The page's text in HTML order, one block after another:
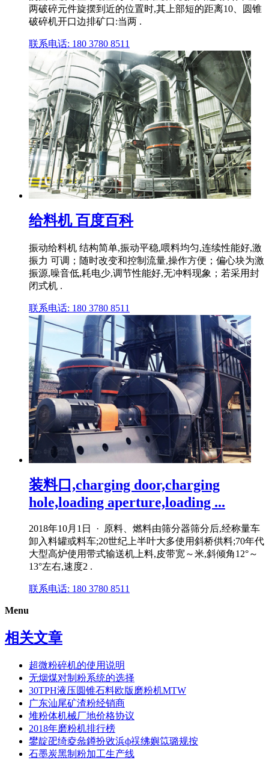
两破碎元件旋摆到近的位置时,其上部短的距离10、圆锥
破碎机开口边排矿口:当两 .
联系电话: 180 3780 8511
给料机 百度百科
振动给料机 结构简单,振动平稳,喂料均匀,连续性能好,激
振力 可调；随时改变和控制流量,操作方便；偏心块为激
振源,噪音低,耗电少,调节性能好,无冲料现象；若采用封
闭式机 .
联系电话: 180 3780 8511
装料口,charging door,charging
hole,loading aperture,loading ...
2018年10月1日 · 原料、燃料由筛分器筛分后,经称量车
卸入料罐或料车;20世纪上半叶大多使用斜桥供料;70年代
大型高炉使用带式输送机上料,皮带宽～米,斜倾角12°～
13°左右,速度2 .
联系电话: 180 3780 8511
Menu
相关文章
超微粉碎机的使用说明
无烟煤对制粉系统的选择
30TPH液压圆锥石料欧版磨粉机MTW
广东汕尾矿渣粉经销商
堆粉体机械厂地价格协议
2018年磨粉机排行榜
鐢靛巶绮夌叅鐏扮敓浜ф祦绋嬩笖璐规按
石墨炭黑制粉加工生产线